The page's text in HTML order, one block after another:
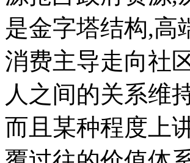
是金字塔结构,高
消费主导走向社
人之间的关系维
而且某种程度上